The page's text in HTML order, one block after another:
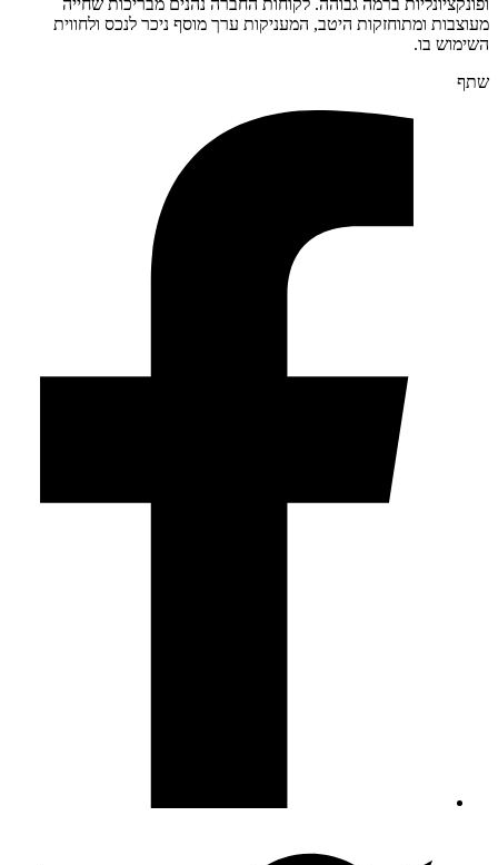
ופונקציונליות ברמה גבוהה. לקוחות החברה נהנים מבריכות שחייה
מעוצבות ומתוחזקות היטב, המעניקות ערך מוסף ניכר לנכס ולחווית
השימוש בו.
שתף